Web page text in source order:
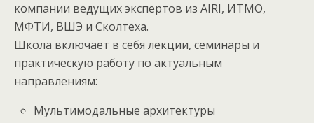
компании ведущих экспертов из AIRI, ИТМО,
МФТИ, ВШЭ и Сколтеха.
Школа включает в себя лекции, семинары и
практическую работу по актуальным
направлениям:
Мультимодальные архитектуры